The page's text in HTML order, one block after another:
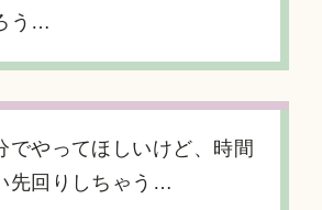
う…
でやってほしいけど、時間
先回りしちゃう…